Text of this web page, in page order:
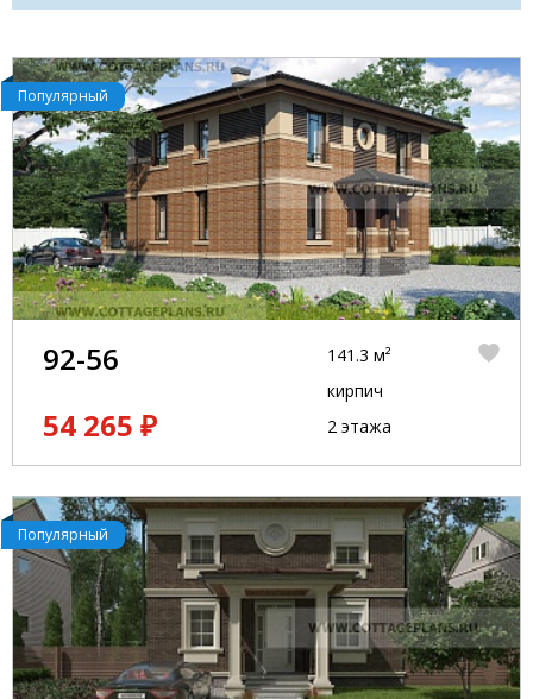
Популярный
92-56
54 265 ₽
141.3 м²
кирпич
2 этажа
Популярный